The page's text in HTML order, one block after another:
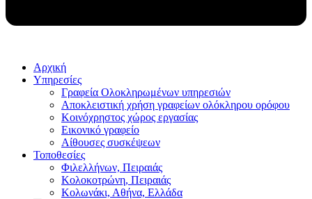
Αρχική
Υπηρεσίες
Γραφεία Ολοκληρωμένων υπηρεσιών
Αποκλειστική χρήση γραφείων ολόκληρου ορόφου
Κοινόχρηστος χώρος εργασίας
Εικονικό γραφείο
Αίθουσες συσκέψεων
Τοποθεσίες
Φιλελλήνων, Πειραιάς
Κολοκοτρώνη, Πειραιάς
Κολωνάκι, Αθήνα, Ελλάδα